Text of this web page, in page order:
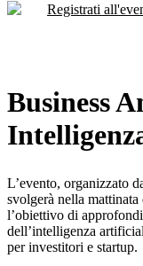
Business
L’evento, organizzato
svolgerà nella
l’obiettivo di
dell’intelligenza
per investitori e startup.
Registrati